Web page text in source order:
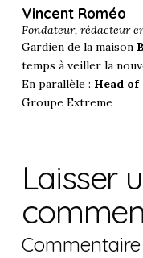
Vincent Roméo
Fondateur, rédacteur
Gardien de la maison
temps à veiller la
En parallèle : Head
Groupe Extreme
Laisser